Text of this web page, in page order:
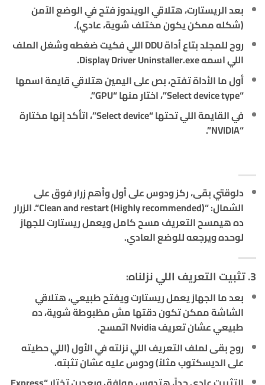
بعد الريستارت، هتلاقي الويندوز فتح في الوضع الآمن
(شكله ممكن يكون مختلف شوية، عادي).
روح للمجلد بتاع أداة DDU اللي فكيت ضغطه وشغل الملف
اللي اسمهDisplay Driver Uninstaller.exe
.
أول ما الأداة تفتح، بص على اليمين هتلاقي قايمة اسمها
“Select device type”، اختار منها “GPU”.
في القايمة اللي تحتها “Select device”، اتأكد إنها مختارة
“NVIDIA”.
دلوقتي بقى، ركز ودوس على أول وأهم زرار فوق على
الشمال: “Clean and restart (Highly recommended)“. الزرار
ده هيمسح التعريف مسح كامل ويعمل ريستارت للجهاز
لوحده ويرجعه للوضع العادي.
3. تثبيت التعريف اللي نزلناه:
بعد ما الجهاز يعمل ريستارت ويفتح طبيعي، هتلاقي
الشاشة ممكن تكون دقتها مش مظبوطة شوية، ده
طبيعي عشان تعريف Nvidia اتمسح.
روح بقى لملف التعريف اللي نزلته في الأول (اللي حطيته
على الديسكتوب مثلاً) ودوس عليه عشان تثبته.